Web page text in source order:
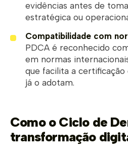
evidências antes de
estratégica ou
Compatibilidade com
PDCA é reconhecido
em normas
que facilita a certificação
já o adotam.
Como o Ciclo de
transformação